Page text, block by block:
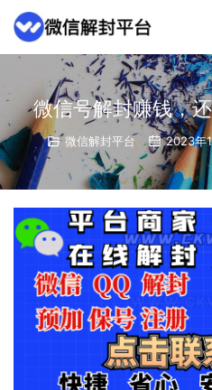
微信号解封赚钱，
微信解封平台 2023年1